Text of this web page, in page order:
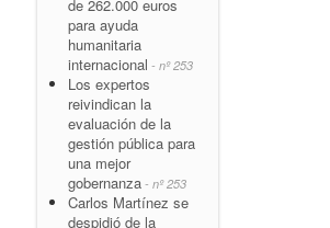
de 262.000 euros
para ayuda
humanitaria
internacional - nº 253
Los expertos
reivindican la
evaluación de la
gestión pública para
una mejor
gobernanza - nº 253
Carlos Martínez se
despidió de la